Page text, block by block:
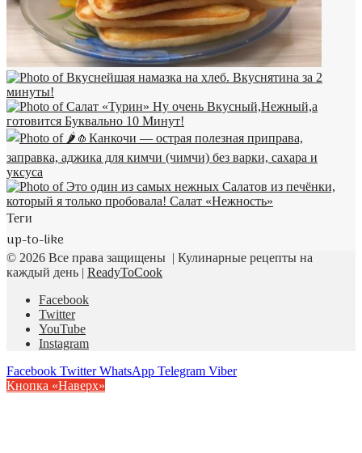
Теги
up-to-like
© 2026 Все права защищены | Кулинарные рецепты на
каждый день | ReadyToCook
Facebook
Twitter
YouTube
Instagram
Facebook Twitter WhatsApp Telegram Viber
Кнопка «Наверх»